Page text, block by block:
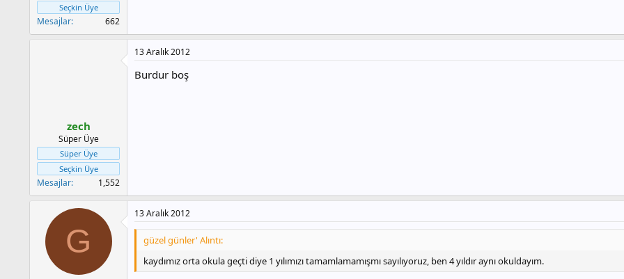
Seçkin Üye
Mesajlar 662
zech
Süper Üye
Süper Üye
Seçkin Üye
Mesajlar 1,552
13 Aralık 2012
Burdur boş
G
13 Aralık 2012
güzel günler' Alıntı:
kaydımız orta okula geçti diye 1 yılımızı tamamlamamışmı sayılıyoruz, ben 4 yıldır aynı okuldayım.